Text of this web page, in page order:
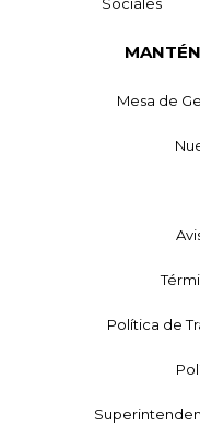
Mesa de
Política de